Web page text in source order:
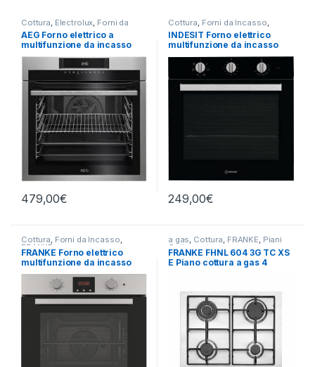
Cottura Electrolux Forni da
Incasso
AEG Forno elettrico a
multifunzione da incasso
BEE 641222M
479,00€
Cottura Forni da Incasso
Indesit
INDESIT Forno elettrico
multifunzione da incasso
IFW 6530 BL
249,00€
Cottura, Forni da Incasso,
FRANKE
FRANKE Forno elettrico
multifunzione da incasso
FSL 86 H XS
a gas, Cottura, FRANKE, Piani
Cottura
FRANKE FHNL 604 3G TC XS
E Piano cottura a gas 4